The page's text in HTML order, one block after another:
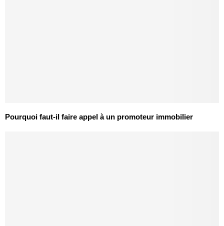
Pourquoi faut-il faire appel à un promoteur immobilier